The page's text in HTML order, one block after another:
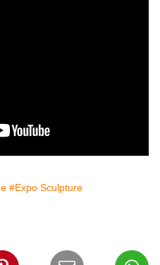
#Expo Sculpture